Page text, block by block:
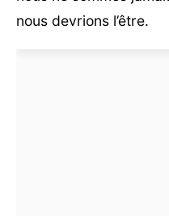
nous devrions l’être.